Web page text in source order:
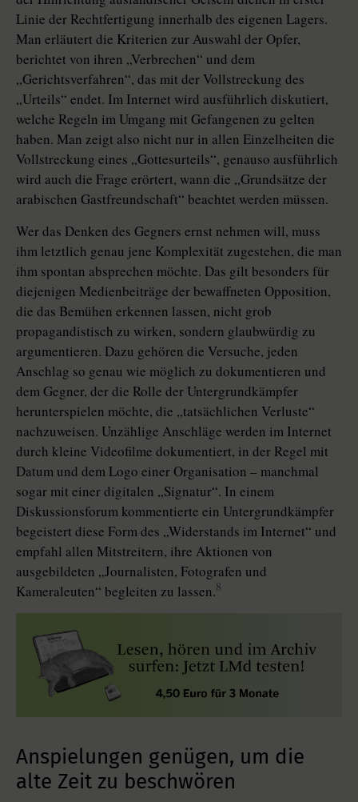
Linie der Rechtfertigung innerhalb des eigenen Lagers.
Man erläutert die Kriterien zur Auswahl der Opfer,
berichtet von ihren „Verbrechen“ und dem
„Gerichtsverfahren“, das mit der Vollstreckung des
„Urteils“ endet. Im Internet wird ausführlich diskutiert,
welche Regeln im Umgang mit Gefangenen zu gelten
haben. Man zeigt also nicht nur in allen Einzelheiten die
Vollstreckung eines „Gottesurteils“, genauso ausführlich
wird auch die Frage erörtert, wann die „Grundsätze der
arabischen Gastfreundschaft“ beachtet werden müssen.
Wer das Denken des Gegners ernst nehmen will, muss
ihm letztlich genau jene Komplexität zugestehen, die man
ihm spontan absprechen möchte. Das gilt besonders für
diejenigen Medienbeiträge der bewaffneten Opposition,
die das Bemühen erkennen lassen, nicht grob
propagandistisch zu wirken, sondern glaubwürdig zu
argumentieren. Dazu gehören die Versuche, jeden
Anschlag so genau wie möglich zu dokumentieren und
dem Gegner, der die Rolle der Untergrundkämpfer
herunterspielen möchte, die „tatsächlichen Verluste“
nachzuweisen. Unzählige Anschläge werden im Internet
durch kleine Videofilme dokumentiert, in der Regel mit
Datum und dem Logo einer Organisation – manchmal
sogar mit einer digitalen „Signatur“. In einem
Diskussionsforum kommentierte ein Untergrundkämpfer
begeistert diese Form des „Widerstands im Internet“ und
empfahl allen Mitstreitern, ihre Aktionen von
ausgebildeten „Journalisten, Fotografen und
Kameraleuten“ begleiten zu lassen.8
Anspielungen genügen, um die
alte Zeit zu beschwören